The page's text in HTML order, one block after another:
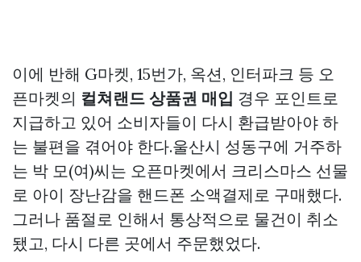
이에 반해 G마켓, 15번가, 옥션, 인터파크 등 오
픈마켓의 컬쳐랜드 상품권 매입 경우 포인트로
지급하고 있어 소비자들이 다시 환급받아야 하
는 불편을 겪어야 한다.울산시 성동구에 거주하
는 박 모(여)씨는 오픈마켓에서 크리스마스 선물
로 아이 장난감을 핸드폰 소액결제로 구매했다.
그러나 품절로 인해서 통상적으로 물건이 취소
됐고, 다시 다른 곳에서 주문했었다.